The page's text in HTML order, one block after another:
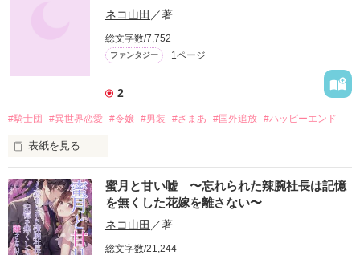
ネコ山田 ／著
総文字数/7,752
ファンタジー 1ページ
2
#騎士団 #異世界恋愛 #令嬢 #男装 #ざまあ #国外追放 #ハッピーエンド
表紙を見る
は王太子リオナスからいわれのない断罪を受け、国外追放を命
じられてしまう。
しかし彼女にとってこれは好機でもあった。
蜜月と甘い嘘 〜忘れられた辣腕社長は記憶
を無くした花嫁を離さない〜
ネコ山田 ／著
総文字数/21,244